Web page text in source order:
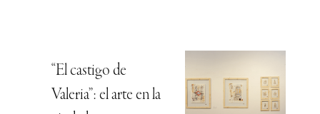
“El castigo de
Valeria”: el arte en la